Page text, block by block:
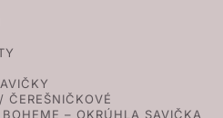
ČEREŠNIČKOVÉ
BOHEME – OKRÚHLA SAVIČKA